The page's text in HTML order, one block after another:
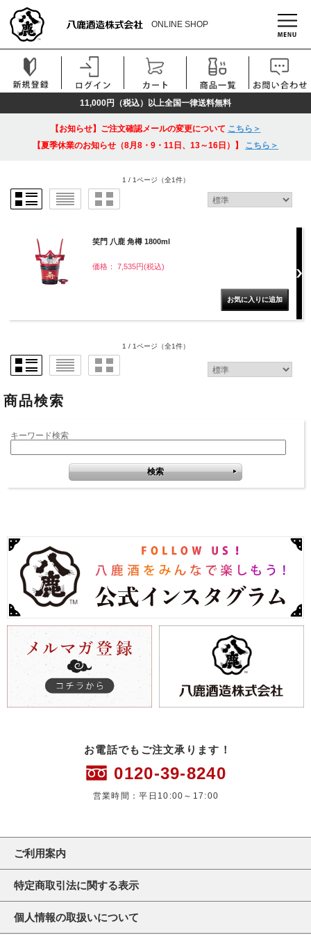
ONLINE SHOP
11,000円（税込）以上全国一律送料無料
【お知らせ】ご注文確認メールの変更について こちら＞
【夏季休業のお知らせ（8月8・9・11日、13～16日）】
こちら＞
1 / 1ページ （全1件）
笑門 八鹿 角樽 1800ml
価格： 7,535円(税込)
1 / 1ページ （全1件）
商品検索
キーワード検索
お電話でもご注文承ります！
0120-39-8240
営業時間：平日10:00～17:00
ご利用案内
特定商取引法に関する表示
個人情報の取扱いについて